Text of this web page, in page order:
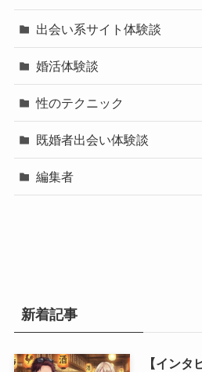
出会い系サイト体験談
婚活体験談
性のテクニック
既婚者出会い体験談
編集者
新着記事
【インタ